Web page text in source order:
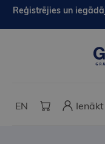
Reģistrējies un
EN Ienākt